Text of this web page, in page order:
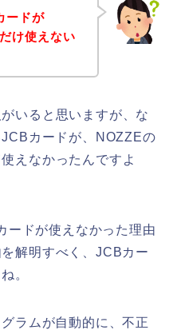
ードが
け使えない
いると思いますが、な
カードが、NOZZEの
えなかったんですよ
ードが使えなかった理由
解明すべく、JCBカー
。
ラムが自動的に、不正